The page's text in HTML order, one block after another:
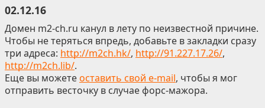
02.12.16
Домен m2-ch.ru канул в лету по неизвестной причине.
Чтобы не теряться впредь, добавьте в закладки сразу
три адреса: http://m2ch.hk/, http://91.227.17.26/,
http://m2ch.lib/.
Еще вы можетеоставить свой e-mail, чтобы я мог
отправить весточку в случае форс-мажора.